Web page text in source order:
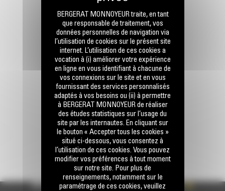
Appelez-nous
0770 555 556
Écrivez-nous
ENVOYER LA DEMANDE
ACCÈS RAPIDE
BERGERAT MONNOYEUR traite, en tant
que responsable de traitement, vos
données personnelles de navigation via
l’utilisation de cookies sur le présent site
internet. L’utilisation de ces cookies a
vocation à (i) améliorer votre expérience
en ligne en vous identifiant à chacune de
vos connexions sur le site et en vous
fournissant des services personnalisés
adaptés à vos besoins ou (ii) à permettre
à BERGERAT MONNOYEUR de réaliser
des études statistiques sur l’usage du
site par les internautes. En cliquant sur
le bouton « Accepter tous les cookies »
situé ci-dessous, vous consentez à
l’utilisation de ces cookies. Vous pouvez
modifier vos préférences à tout moment
sur notre site. Pour plus de
renseignements, notamment sur le
paramétrage de ces cookies, veuillez